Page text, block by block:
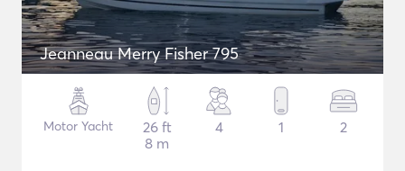
Jeanneau Merry Fisher 795
Motor Yacht
26 ft
8 m
4 1 2